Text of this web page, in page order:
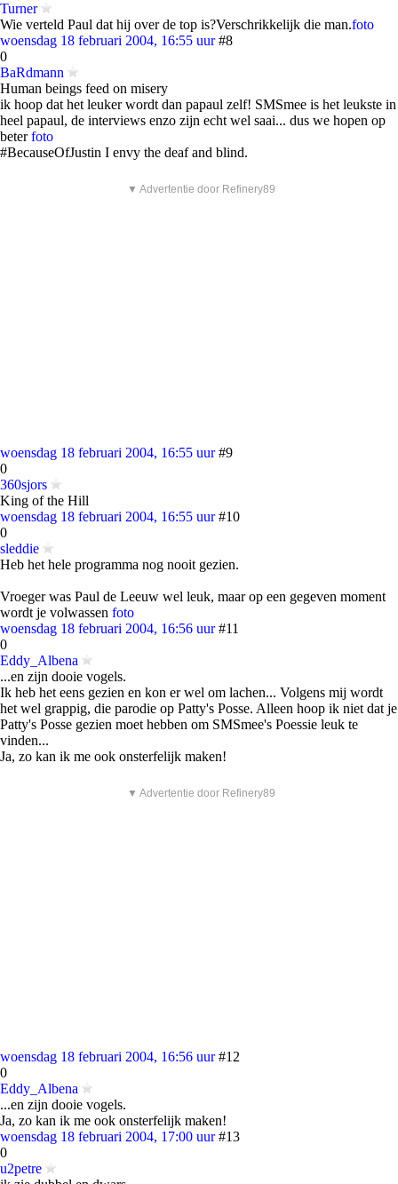
Turner
Wie verteld Paul dat hij over de top is?Verschrikkelijk die man.foto
woensdag 18 februari 2004, 16:55 uur #8
0
BaRdmann
Human beings feed on misery
ik hoop dat het leuker wordt dan papaul zelf! SMSmee is het leukste in
heel papaul, de interviews enzo zijn echt wel saai... dus we hopen op
beterfoto
#BecauseOfJustin I envy the deaf and blind.
▼ Advertentie door Refinery89
woensdag 18 februari 2004, 16:55 uur #9
0
360sjors
King of the Hill
woensdag 18 februari 2004, 16:55 uur #10
0
sleddie
Heb het hele programma nog nooit gezien.
Vroeger was Paul de Leeuw wel leuk, maar op een gegeven moment
wordt je volwassen foto
woensdag 18 februari 2004, 16:56 uur #11
0
Eddy_Albena
...en zijn dooie vogels.
Ik heb het eens gezien en kon er wel om lachen... Volgens mij wordt
het wel grappig, die parodie op Patty's Posse. Alleen hoop ik niet dat je
Patty's Posse gezien moet hebben om SMSmee's Poessie leuk te
vinden...
Ja, zo kan ik me ook onsterfelijk maken!
▼ Advertentie door Refinery89
woensdag 18 februari 2004, 16:56 uur #12
0
Eddy_Albena
...en zijn dooie vogels.
Ja, zo kan ik me ook onsterfelijk maken!
woensdag 18 februari 2004, 17:00 uur #13
0
u2petre